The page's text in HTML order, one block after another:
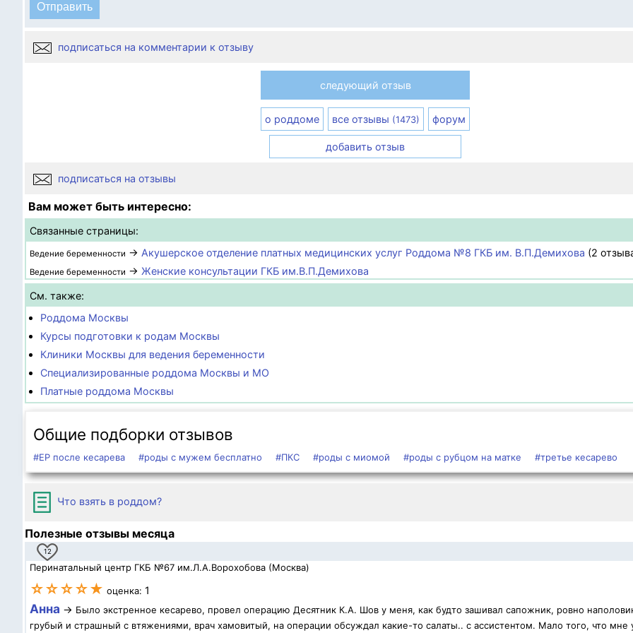
подписаться на комментарии к отзыву
следующий отзыв
о роддоме все отзывы (1473) форум
добавить отзыв
подписаться на отзывы
Вам может быть интересно:
Связанные страницы:
Ведение беременности → Акушерское отделение платных медицинских услуг Роддома №8 ГКБ им. В.П.Демихова (2
Ведение беременности → Женские консультации ГКБ им.В.П.Демихова
См. также:
Роддома Москвы
Курсы подготовки к родам Москвы
Клиники Москвы для ведения беременности
Специализированные роддома Москвы и МО
Платные роддома Москвы
Общие подборки отзывов
#ЕР после кесарева #роды с мужем бесплатно #ПКС #роды с миомой #роды с рубцом на матке #третье кесарево
Что взять в роддом?
Полезные отзывы месяца
12
Перинатальный центр ГКБ №67 им.Л.А.Ворохобова (Москва)
☆☆☆☆★ оценка: 1
Анна → Было экстренное кесарево, провел операцию Десятник К.А. Шов у меня, как будто зашивал сапожник, ровно
грубый и страшный с втяжениями, врач хамовитый, на операции обсуждал какие-то салаты.. с ассистентом. Мало того, что мне